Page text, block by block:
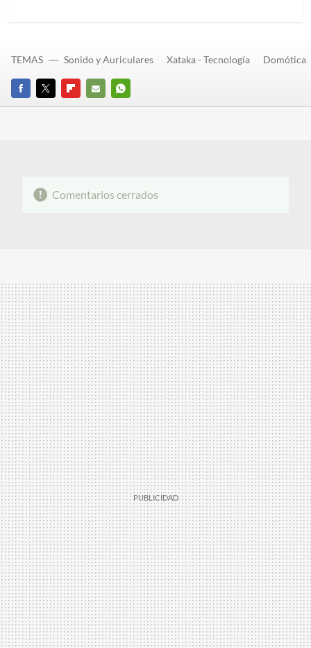
FACEBOOK
TWITTERFLIPBOARD
E-
WHATSAPP
TEMAS Sonido y Auriculares Xataka - Tecnología Domótica
Comentarios cerrados